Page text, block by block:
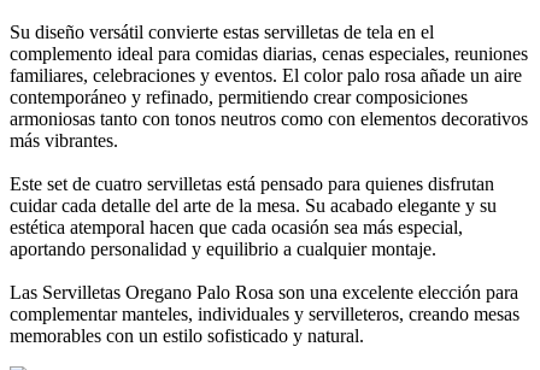
Su diseño versátil convierte estas servilletas de tela en el
complemento ideal para comidas diarias, cenas especiales, reuniones
familiares, celebraciones y eventos. El color palo rosa añade un aire
contemporáneo y refinado, permitiendo crear composiciones
armoniosas tanto con tonos neutros como con elementos decorativos
más vibrantes.
Este set de cuatro servilletas está pensado para quienes disfrutan
cuidar cada detalle del arte de la mesa. Su acabado elegante y su
estética atemporal hacen que cada ocasión sea más especial,
aportando personalidad y equilibrio a cualquier montaje.
Las Servilletas Oregano Palo Rosa son una excelente elección para
complementar manteles, individuales y servilleteros, creando mesas
memorables con un estilo sofisticado y natural.